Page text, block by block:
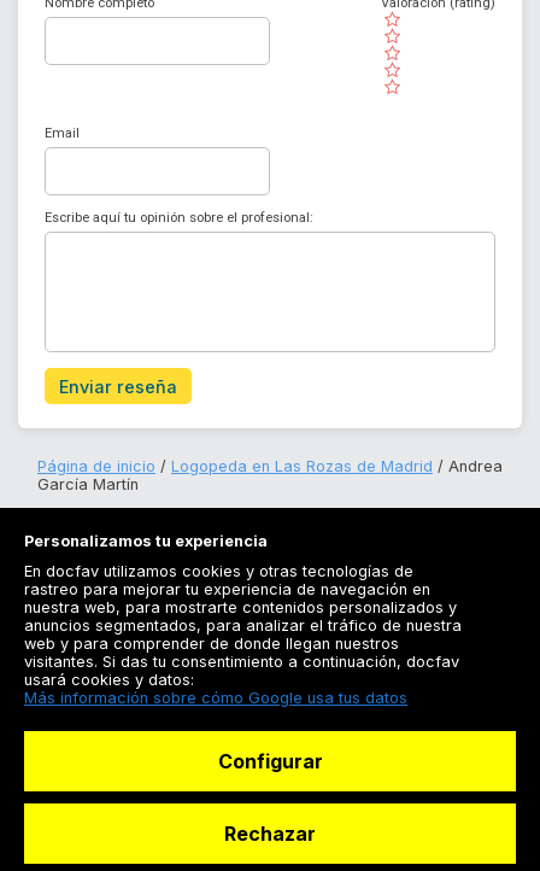
( )
( )
( )
( )
( )
Email
Escribe aquí tu opinión sobre el profesional:
Enviar reseña
Página de inicio Logopeda en Las Rozas de Madrid
Andrea
García Martín
Registrarse
Docfav
Personalizamos tu experiencia
En docfav utilizamos cookies y otras tecnologías de
rastreo para mejorar tu experiencia de navegación en
nuestra web, para mostrarte contenidos personalizados y
anuncios segmentados, para analizar el tráfico de nuestra
web y para comprender de donde llegan nuestros
visitantes. Si das tu consentimiento a continuación, docfav
usará cookies y datos:
Más información sobre cómo Google usa tus datos
Configurar
Rechazar